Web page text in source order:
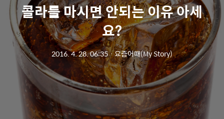
콜라를 마시면 안되는 이유 아세
요?
2016. 4. 28. 06:35ㆍ요즘어때(My Story)